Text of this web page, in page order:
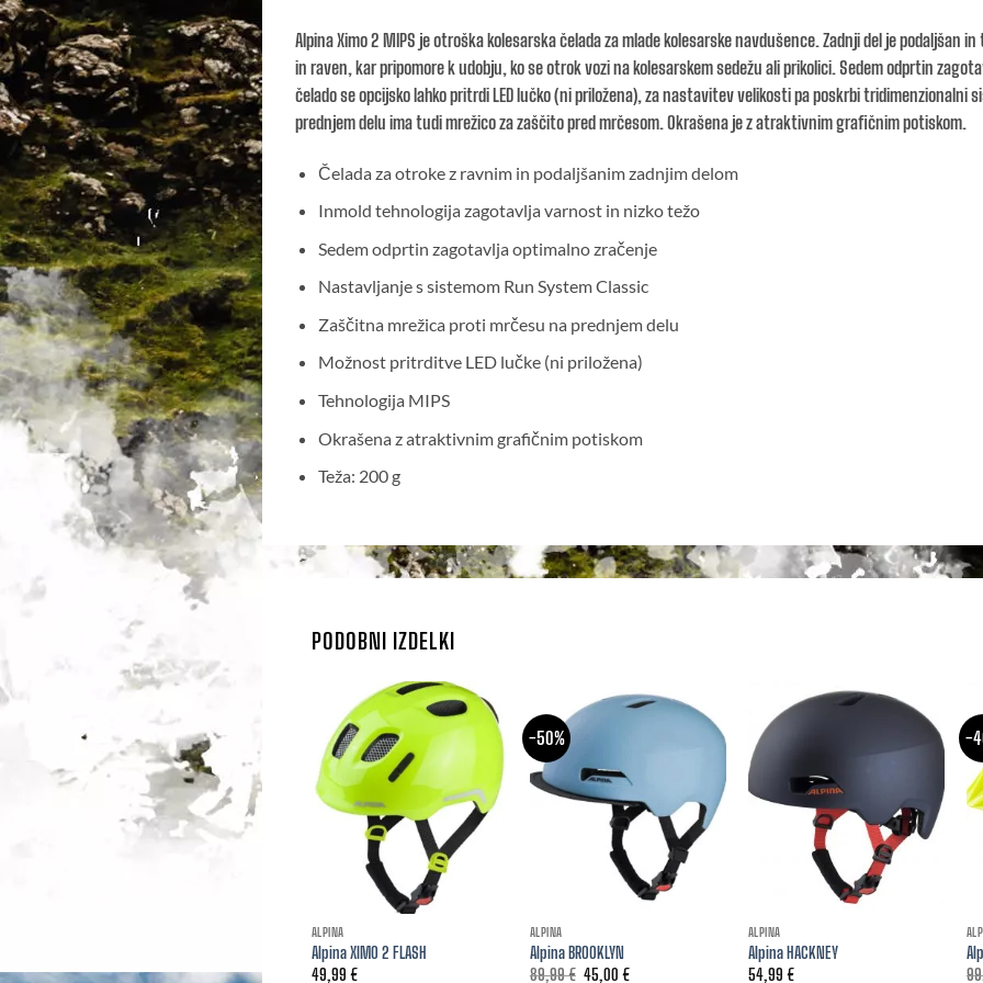
Alpina Ximo 2 MIPS je otroška kolesarska čelada za mlade kolesarske navdušence. Zadnji del je podaljšan
in raven, kar pripomore k udobju, ko se otrok vozi na kolesarskem sedežu ali prikolici. Sedem odprtin
čelado se opcijsko lahko pritrdi LED lučko (ni priložena), za nastavitev velikosti pa poskrbi tridimenzionalni
prednjem delu ima tudi mrežico za zaščito pred mrčesom. Okrašena je z atraktivnim grafičnim potiskom.
Čelada za otroke z ravnim in podaljšanim zadnjim delom
Inmold tehnologija zagotavlja varnost in nizko težo
Sedem odprtin zagotavlja optimalno zračenje
Nastavljanje s sistemom Run System Classic
Zaščitna mrežica proti mrčesu na prednjem delu
Možnost pritrditve LED lučke (ni priložena)
Tehnologija MIPS
Okrašena z atraktivnim grafičnim potiskom
Teža: 200 g
PODOBNI IZDELKI
ALPINA
Alpina XIMO 2 FLASH
49,99 €
-50%
ALPINA
Alpina BROOKLYN
89,99€ Izvirna
45,00€Trenutna
ALPINA
Alpina HACKNEY
54,99 €
-